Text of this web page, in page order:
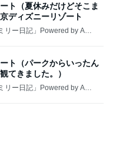
パイレーツトレジャーの
指輪
リー日記」Powered by Ame